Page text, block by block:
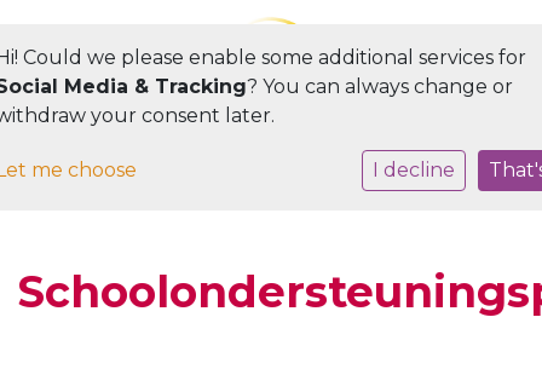
Toggle navigation
Could we please enable some additional services for
Media & Tracking? You can always change or
your consent later.
me choose I decline